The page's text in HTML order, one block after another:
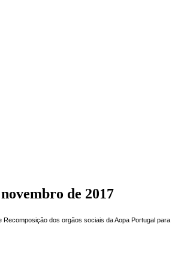
de 2017
dos orgãos sociais da Aopa Portugal